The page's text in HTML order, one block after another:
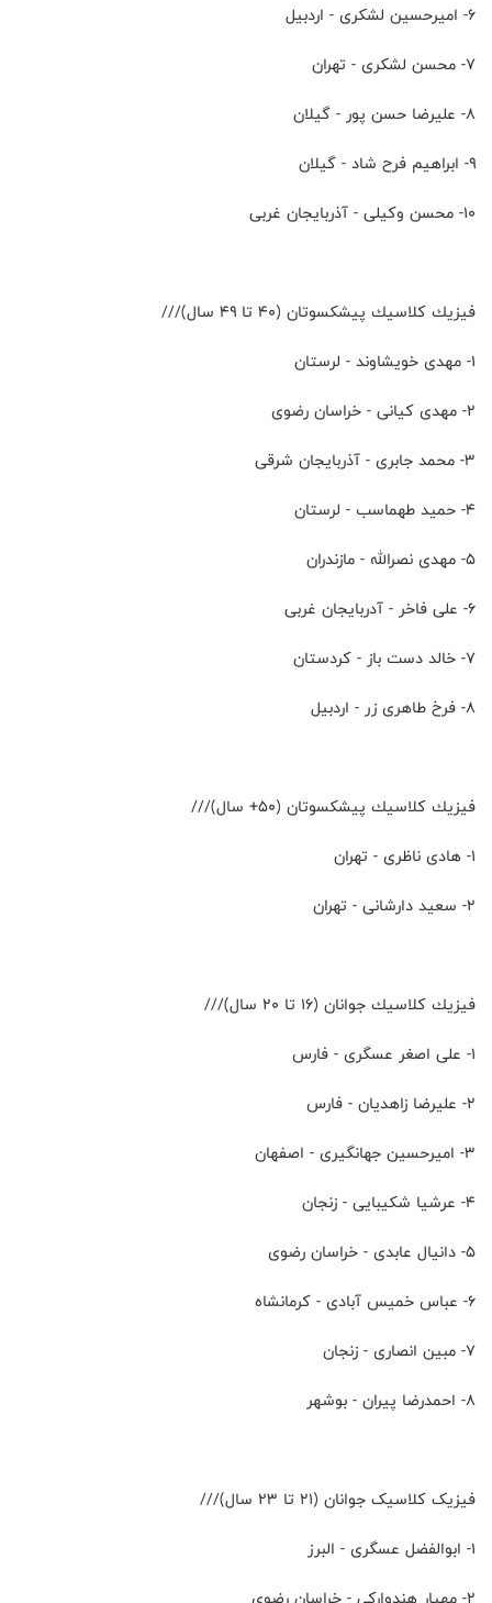
۶- اميرحسين لشكرى - اردبيل
۷- محسن لشكرى - تهران
۸- عليرضا حسن پور - گيلان
۹- ابراهيم فرح شاد - گيلان
۱۰- محسن وكيلى - آذربايجان غربى
فيزيك كلاسيك پيشكسوتان (۴۰ تا ۴۹ سال)///
۱- مهدى خويشاوند - لرستان
۲- مهدى كيانى - خراسان رضوى
۳- محمد جابرى - آذربايجان شرقى
۴- حميد طهماسب - لرستان
۵- مهدى نصرالله - مازندران
۶- على فاخر - آدربايجان غربى
۷- خالد دست باز - كردستان
۸- فرخ طاهرى زر - اردبيل
فيزيك كلاسيك پيشكسوتان (۵۰+ سال)///
۱- هادى ناظرى - تهران
۲- سعيد دارشانى - تهران
فيزيك كلاسيك جوانان (١۶ تا ۲۰ سال)///
۱- على اصغر عسگرى - فارس
۲- عليرضا زاهديان - فارس
۳- اميرحسين جهانگيرى - اصفهان
۴- عرشيا شكيبايى - زنجان
۵- دانيال عابدى - خراسان رضوى
۶- عباس خميس آبادى - كرمانشاه
۷- مبين انصارى - زنجان
۸- احمدرضا پيران - بوشهر
فیزیک کلاسیک جوانان (۲۱ تا ۲۳ سال)///
۱- ابوالفضل عسگرى - البرز